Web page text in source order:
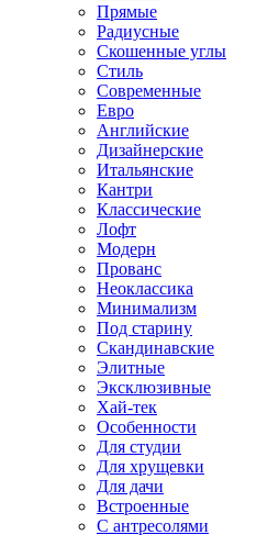
Прямые
Радиусные
Скошенные углы
Стиль
Современные
Евро
Английские
Дизайнерские
Итальянские
Кантри
Классические
Лофт
Модерн
Прованс
Неоклассика
Минимализм
Под старину
Скандинавские
Элитные
Эксклюзивные
Хай-тек
Особенности
Для студии
Для хрущевки
Для дачи
Встроенные
С антресолями